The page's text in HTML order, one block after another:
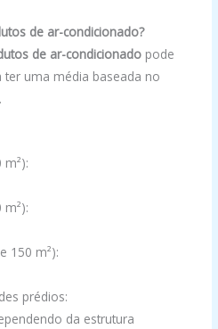
de ar-condicionado?
de ar-condicionado pode
uma média baseada no
150 m²):
prédios:
da estrutura